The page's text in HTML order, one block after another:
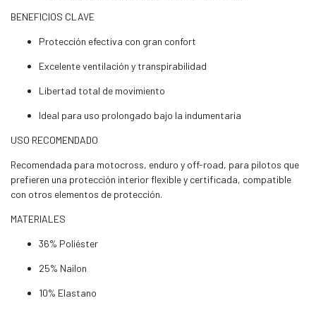
BENEFICIOS CLAVE
Protección efectiva con gran confort
Excelente ventilación y transpirabilidad
Libertad total de movimiento
Ideal para uso prolongado bajo la indumentaria
USO RECOMENDADO
Recomendada para motocross, enduro y off-road, para pilotos que
prefieren una protección interior flexible y certificada, compatible
con otros elementos de protección.
MATERIALES
36% Poliéster
25% Nailon
10% Elastano